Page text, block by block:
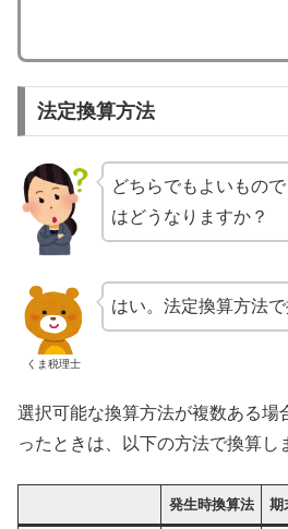
法定換算方法
どちらでもよいもの
はどうなりますか？
くま税理士
はい。法定換算方法で
選択可能な換算方法が複数ある場
ったときは、以下の方法で換算し
発生時換算法 期